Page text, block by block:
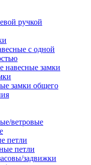
ручкой
с одной
навесные замки
замки общего
ветровые
петли
петли
задвижки